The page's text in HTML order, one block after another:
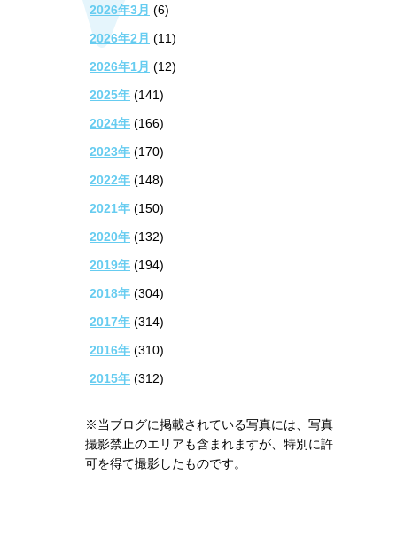
2026年3月 (6)
2026年2月 (11)
2026年1月 (12)
2025年 (141)
2024年 (166)
2023年 (170)
2022年 (148)
2021年 (150)
2020年 (132)
2019年 (194)
2018年 (304)
2017年 (314)
2016年 (310)
2015年 (312)
※当ブログに掲載されている写真には、写真
撮影禁止のエリアも含まれますが、特別に許
可を得て撮影したものです。